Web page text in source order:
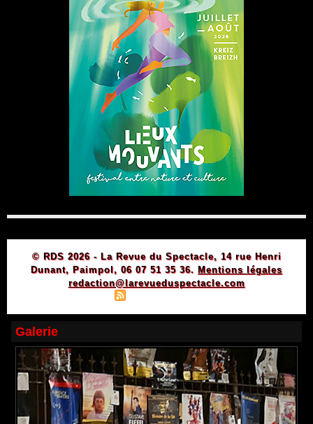
© RDS 2026 - La Revue du Spectacle, 14 rue Henri
Dunant, Paimpol, 06 07 51 35 36. Mentions légales
redaction@larevueduspectacle.com
Galerie